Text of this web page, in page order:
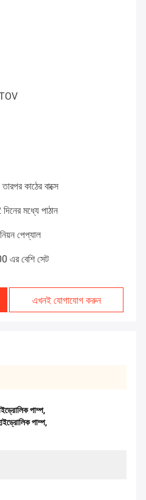
কাঠের বাক্সে
মধ্যে পাঠান
পেপ্যাল
এর বেশি সেট
এখনই যোগাযোগ করুন
পাম্প,
পাম্প,